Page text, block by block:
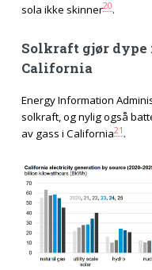
sola ikke skinner20.
Solkraft gjør
California
Energy Information
solkraft, og nylig også
av gass i California21.